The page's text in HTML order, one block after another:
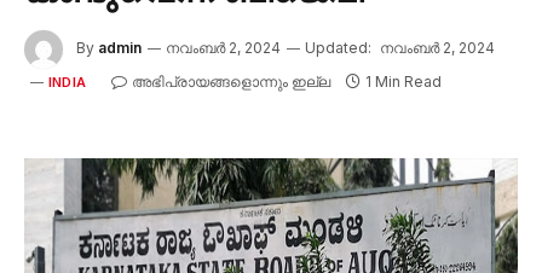
By admin നവംബർ 2, 2024 Updated: നവംബർ 2, 2024
INDIA അഭിപ്രായങ്ങളൊന്നും ഇല്ല 1 Min Read